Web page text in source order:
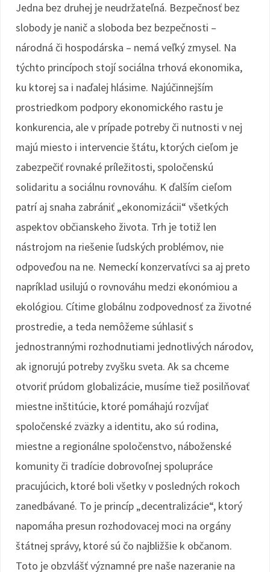
Jedna bez druhej je neudržateľná. Bezpečnosť bez
slobody je nanič a sloboda bez bezpečnosti –
národná či hospodárska – nemá veľký zmysel. Na
týchto princípoch stojí sociálna trhová ekonomika,
ku ktorej sa i naďalej hlásime. Najúčinnejším
prostriedkom podpory ekonomického rastu je
konkurencia, ale v prípade potreby či nutnosti v nej
majú miesto i intervencie štátu, ktorých cieľom je
zabezpečiť rovnaké príležitosti, spoločenskú
solidaritu a sociálnu rovnováhu. K ďalším cieľom
patrí aj snaha zabrániť „ekonomizácii“ všetkých
aspektov občianskeho života. Trh je totiž len
nástrojom na riešenie ľudských problémov, nie
odpoveďou na ne. Nemeckí konzervatívci sa aj preto
napríklad usilujú o rovnováhu medzi ekonómiou a
ekológiou. Cítime globálnu zodpovednosť za životné
prostredie, a teda nemôžeme súhlasiť s
jednostrannými rozhodnutiami jednotlivých národov,
ak ignorujú potreby zvyšku sveta. Ak sa chceme
otvoriť prúdom globalizácie, musíme tiež posilňovať
miestne inštitúcie, ktoré pomáhajú rozvíjať
spoločenské zväzky a identitu, ako sú rodina,
miestne a regionálne spoločenstvo, náboženské
komunity či tradície dobrovoľnej spolupráce
pracujúcich, ktoré boli všetky v posledných rokoch
zanedbávané. To je princíp „decentralizácie“, ktorý
napomáha presun rozhodovacej moci na orgány
štátnej správy, ktoré sú čo najbližšie k občanom.
Toto je obzvlášť významné pre naše nazeranie na